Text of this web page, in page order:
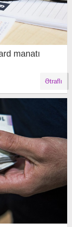
manatı
Ətraflı